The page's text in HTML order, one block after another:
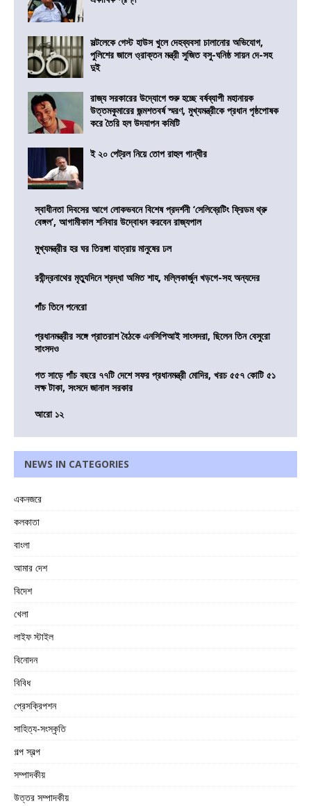
সল্টলেকে গেস্ট হাউস খুলে দেহব্যবসা চালানোর অভিযোগ,
পুলিশের জালে ও্রাক্তন মন্ত্রী সুজিত বসু-ঘনিষ্ঠ সায়ন দে-সহ
দুই
রাজ্য সরকারের উদ্যোগে শুরু হচ্ছে বর্ষব্যাপী মহানায়ক
উত্তমকুমারের জন্মশতবর্ষ স্মরণ, মুখ্যমন্ত্রীকে প্রধান পৃষ্ঠপোষক
করে তৈরি হল উদযাপন কমিটি
ই ২০ পেট্রল নিয়ে তোপ রাহুল গান্ধীর
স্বাধীনতা দিবসের আগে লোকভবনে বিশেষ প্রদর্শনী ‘সেলিব্রেটিং ফ্রিডম থ্রু
বেঙ্গল’, আগামীকাল শনিবার উদ্বোধন করবেন রাজ্যপাল
মুখ্যমন্ত্রীর হর ঘর তিরঙ্গা যাত্রায় মানুষের ঢল
রবীন্দ্রনাথের মৃত্যুদিনে শ্রদ্ধা অমিত শাহ, মল্লিকার্জুন খড়গে-সহ অন্যদের
পাঁচ তিনে পনেরো
প্রধানমন্ত্রীর সঙ্গে প্রাতরাশ বৈঠকে এনসিপিআই সাংসদরা, ছিলেন তিন বেসুরো
সাংসদও
গত সাড়ে পাঁচ বছরে ৭৭টি দেশে সফর প্রধানমন্ত্রী মোদির, খরচ ৫৫৭ কোটি ৫১
লক্ষ টাকা, সংসদে জানাল সরকার
আরো ১২
NEWS IN CATEGORIES
একনজরে
কলকাতা
বাংলা
আমার দেশ
বিদেশ
খেলা
লাইফ স্টাইল
বিনোদন
বিবিধ
প্রেসক্রিপশন
সাহিত্য-সংস্কৃতি
গল্প স্বল্প
সম্পাদকীয়
উত্তর সম্পাদকীয়